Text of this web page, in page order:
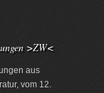
>ZW<
aus
vom 12.